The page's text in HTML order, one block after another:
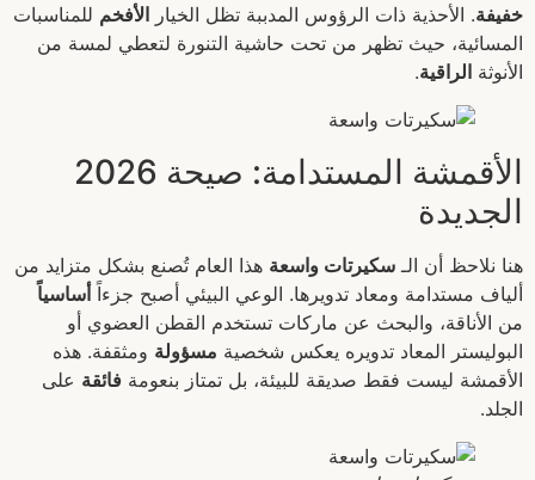
خفيفة. الأحذية ذات الرؤوس المدببة تظل الخيار الأفخم للمناسبات
المسائية، حيث تظهر من تحت حاشية التنورة لتعطي لمسة من
الأنوثة الراقية.
الأقمشة المستدامة: صيحة 2026
الجديدة
هنا نلاحظ أن الـ سكيرتات واسعة هذا العام تُصنع بشكل متزايد من
ألياف مستدامة ومعاد تدويرها. الوعي البيئي أصبح جزءاًأساسياً
من الأناقة، والبحث عن ماركات تستخدم القطن العضوي أو
البوليستر المعاد تدويره يعكس شخصية مسؤولة ومثقفة. هذه
الأقمشة ليست فقط صديقة للبيئة، بل تمتاز بنعومة فائقة على
الجلد.